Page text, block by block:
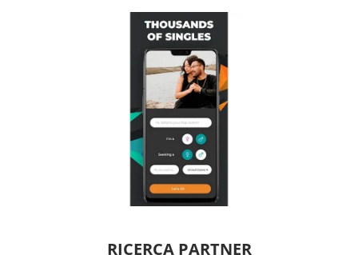
RICERCA PARTNER